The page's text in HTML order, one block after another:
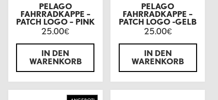
PELAGO
FAHRRADKAPPE –
PATCH LOGO – PINK
25.00€
IN DEN
WARENKORB
PELAGO
FAHRRADKAPPE –
PATCH LOGO -GELB
25.00€
IN DEN
WARENKORB